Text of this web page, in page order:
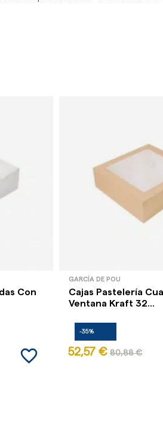
Con
favorite_border
GARCÍA DE POU
Cajas Pastelería
Ventana Kraft 32...
-35%
52,57 € 80,88 €